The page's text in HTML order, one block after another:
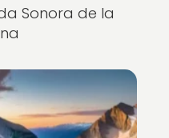
Sonora de la